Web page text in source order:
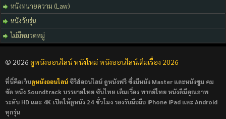
หนังทนายความ (Law)
หนังวัยรุ่น
ไม่มีหมวดหมู่
© 2026 ดูหนังออนไลน์ หนังใหม่ หนังออนไลน์เต็มเรื่อง 2026
ที่นี่คือเว็บดูหนังออนไลน์ซีรีส์ออนไลน์ ดูหนังฟรี ซึ่งมีหนัง Master และหนังซูม คม
ชัด หนัง Soundtrack บรรยายไทย ซับไทย เต็มเรื่อง พากย์ไทย หนังดีมีคุณภาพ
ระดับ HD และ 4K เปิดให้ดูหนัง 24 ชั่วโมง รองรับมือถือ iPhone iPad และ Android
ทุกรุ่น